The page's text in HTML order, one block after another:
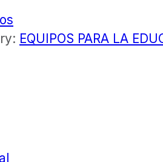
EQUIPOS PARA LA